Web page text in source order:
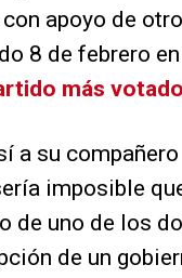
apoyo de
8 de febrero
más
a su
imposible
de uno de los
de un